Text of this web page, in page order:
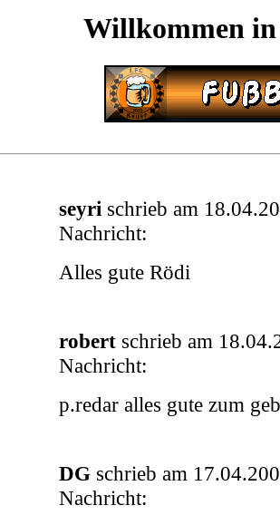
Willkommen
seyri schrieb am
Nachricht:
Alles gute Rödi
robert schrieb am
Nachricht:
p.redar alles gute zum
DG schrieb am
Nachricht: